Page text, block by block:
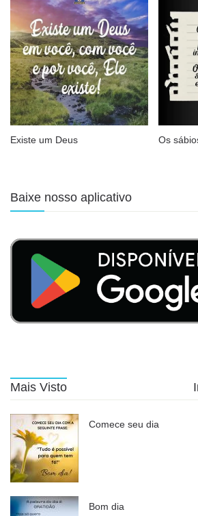
Existe um Deus Os
Baixe nosso aplicativo
Mais Visto
Comece seu dia
Bom dia